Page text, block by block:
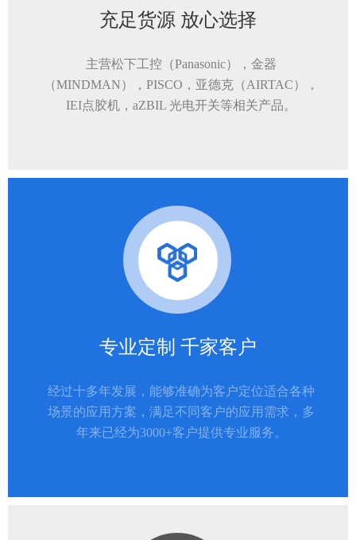
充足货源 放心选择
主营松下工控（Panasonic），金器
（MINDMAN），PISCO，亚德克（AIRTAC），
IEI点胶机，aZBIL 光电开关等相关产品。
专业定制 千家客户
经过十多年发展，能够准确为客户定位适合各种
场景的应用方案，满足不同客户的应用需求，多
年来已经为3000+客户提供专业服务。